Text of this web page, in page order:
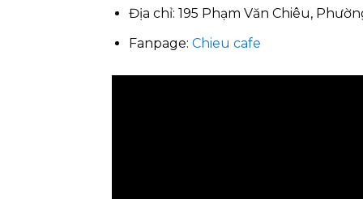
Địa chỉ: 195 Phạm Văn Chiêu,
Fanpage: Chieu cafe